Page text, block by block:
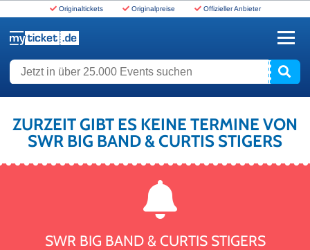
Originaltickets Originalpreise Offizieller Anbieter
Jetzt in über 25.000 Events suchen
ZURZEIT GIBT ES KEINE TERMINE VON
SWR BIG BAND & CURTIS STIGERS
SWR BIG BAND & CURTIS STIGERS